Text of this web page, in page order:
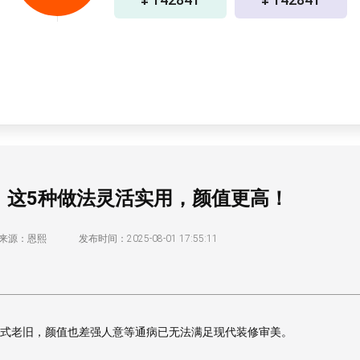
5种做法灵活实用，颜值更高！
源：恩熙 发布时间：2025-08-01 17:55:11
旧，颜值也差强人意等通病已无法满足现代装修审美。